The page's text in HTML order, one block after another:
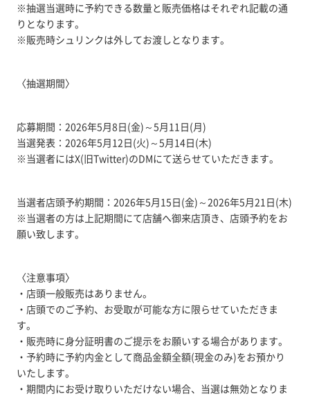
※抽選当選時に予約できる数量と販売価格はそれぞれ記載の通
りとなります。
※販売時シュリンクは外してお渡しとなります。
〈抽選期間〉
応募期間：2026年5月8日(金)～5月11日(月)
当選発表：2026年5月12日(火)～5月14日(木)
※当選者にはX(旧Twitter)のDMにて送らせていただきます。
当選者店頭予約期間：2026年5月15日(金)～2026年5月21日(木)
※当選者の方は上記期間にて店舗へ御来店頂き、店頭予約をお
願い致します。
〈注意事項〉
・店頭一般販売はありません。
・店頭でのご予約、お受取が可能な方に限らせていただきま
す。
・販売時に身分証明書のご提示をお願いする場合があります。
・予約時に予約内金として商品金額全額(現金のみ)をお預かり
いたします。
・期間内にお受け取りいただけない場合、当選は無効となりま